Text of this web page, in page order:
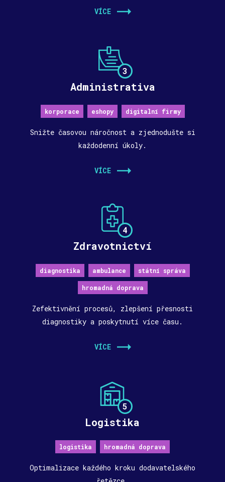
VÍCE
3
Administrativa
korporace eshopy digitalní firmy
Snižte časovou náročnost a zjednodušte si
každodenní úkoly.
VÍCE
4
Zdravotnictví
diagnostika ambulance státní správa
hromadná doprava
Zefektivnění procesů, zlepšení přesnosti
diagnostiky a poskytnutí více času.
VÍCE
5
Logistika
logistika hromadná doprava
Optimalizace každého kroku dodavatelského